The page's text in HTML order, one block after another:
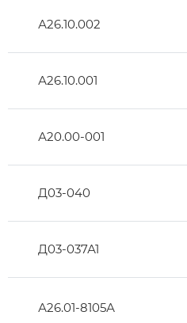
А26.10.002
А26.10.001
А20.00-001
Д03-040
Д03-037А1
А26.01-8105А